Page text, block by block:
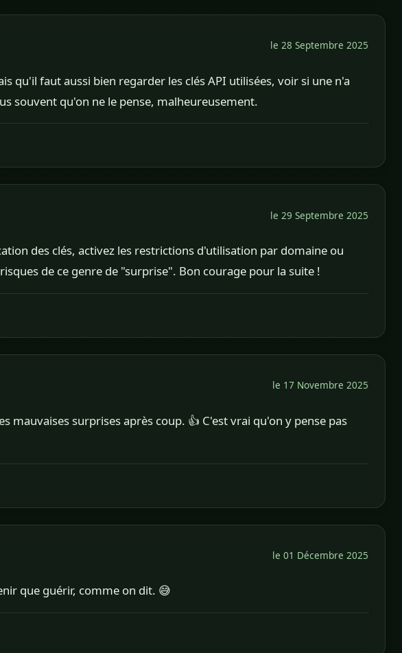
le 28 Septembre 2025
qu'il faut aussi bien regarder les clés API utilisées, voir si une n'a
souvent qu'on ne le pense, malheureusement.
le 29 Septembre 2025
des clés, activez les restrictions d'utilisation par domaine ou
de ce genre de "surprise". Bon courage pour la suite !
le 17 Novembre 2025
mauvaises surprises après coup. 👍 C'est vrai qu'on y pense pas
le 01 Décembre 2025
que guérir, comme on dit. 😅